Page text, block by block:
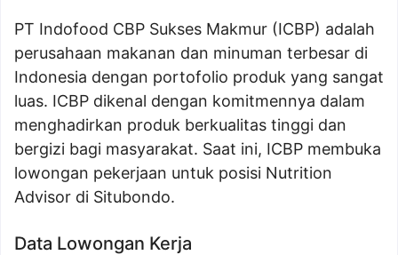
PT Indofood CBP Sukses Makmur (ICBP) adalah
perusahaan makanan dan minuman terbesar di
Indonesia dengan portofolio produk yang sangat
luas. ICBP dikenal dengan komitmennya dalam
menghadirkan produk berkualitas tinggi dan
bergizi bagi masyarakat. Saat ini, ICBP membuka
lowongan pekerjaan untuk posisi Nutrition
Advisor di Situbondo.
Data Lowongan Kerja